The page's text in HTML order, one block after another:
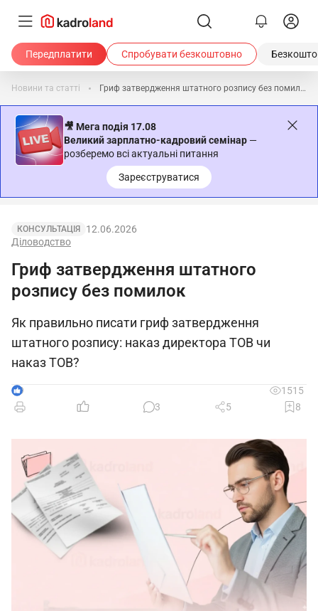
Передплатити Спробувати безкоштовно
Новини та статті Гриф затвердження штатного розпису без помилок
🎥 Мега подія 17.08
Великий зарплатно-кадровий семінар —
розберемо всі актуальні питання
Зареєструватися
КОНСУЛЬТАЦІЯ
Діловодство
12.06.2026
Гриф затвердження штатного
розпису без помилок
Як правильно писати гриф затвердження
штатного розпису: наказ директора ТОВ чи
наказ ТОВ?
9
1515
3
5 8